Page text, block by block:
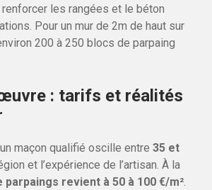
les rangées et le béton
Pour un mur de 2m de haut sur
200 à 250 blocs de parpaing
: tarifs et réalités
maçon qualifié oscille entre 35 et
et l’expérience de l’artisan. À la
parpaings revient à 50 à 100 €/m².